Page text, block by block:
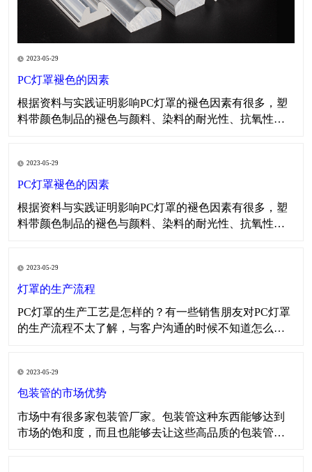
2023-05-29
PC灯罩褪色的因素
​​根据资料与实践证明影响PC灯罩的褪色因素有很多，塑
料带颜色制品的褪色与颜料、染料的耐光性、抗氧性、
树脂和防老化助剂的上述性能进行综合评定后才可选
用，以下是常规的影响产品变色的原因以及物流性能，
2023-05-29
PC灯罩褪色的因素
​​根据资料与实践证明影响PC灯罩的褪色因素有很多，塑
料带颜色制品的褪色与颜料、染料的耐光性、抗氧性、
树脂和防老化助剂的上述性能进行综合评定后才可选
用，以下是常规的影响产品变色的原因以及物流性能，
2023-05-29
灯罩的生产流程
​PC灯罩的生产工艺是怎样的？有一些销售朋友对PC灯罩
的生产流程不太了解，与客户沟通的时候不知道怎么去
好的方法也可以向我司反馈。 在PC灯罩生产之前，我们
需要做几个步骤的工作，第一步是了解客户所需要的P
2023-05-29
包装管的市场优势
市场中有很多家包装管厂家。包装管这种东西能够达到
市场的饱和度，而且也能够去让这些高品质的包装管打